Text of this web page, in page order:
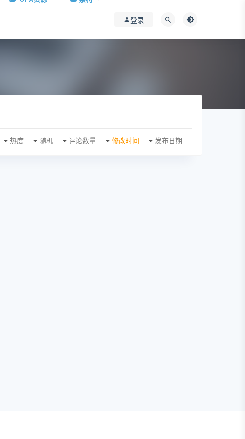
登录
发布日期
修改时间
评论数量
随机
热度